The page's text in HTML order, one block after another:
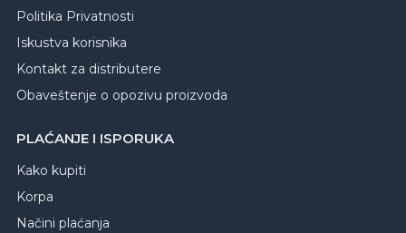
Politika Privatnosti
Iskustva korisnika
Kontakt za distributere
Obaveštenje o opozivu proizvoda
PLAĆANJE I ISPORUKA
Kako kupiti
Korpa
Načini plaćanja